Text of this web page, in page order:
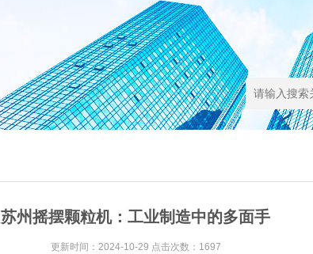
苏州摇摆颗粒机：工业制造中的多面手
更新时间：2024-10-29 点击次数：1697